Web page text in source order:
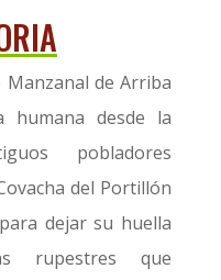
de Arriba
humana desde la
pobladores
del Portillón
dejar su huella
rupestres que